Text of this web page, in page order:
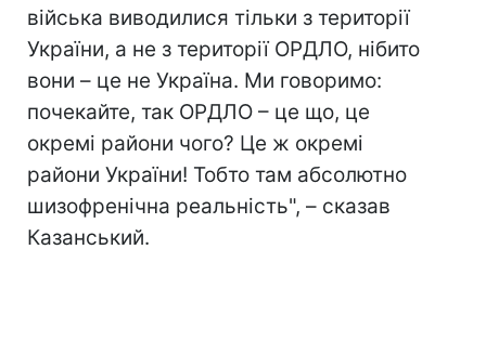
війська виводилися тільки з території
України, а не з території ОРДЛО, нібито
вони – це не Україна. Ми говоримо:
почекайте, так ОРДЛО – це що, це
окремі райони чого? Це ж окремі
райони України! Тобто там абсолютно
шизофренічна реальність", – сказав
Казанський.